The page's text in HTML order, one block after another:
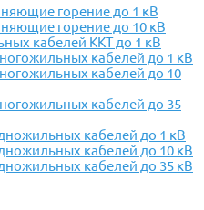
горение до 1 кВ
горение до 10 кВ
кабелей ККТ до 1 кВ
кабелей до 1 кВ
кабелей до 10
кабелей до 35
кабелей до 1 кВ
кабелей до 10 кВ
кабелей до 35 кВ